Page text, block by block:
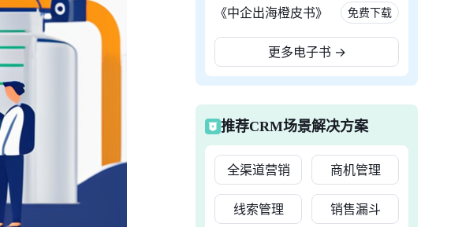
《中企出海橙皮书》 免费下载
更多电子书 →
推荐CRM场景解决方案
全渠道营销 商机管理
线索管理 销售漏斗